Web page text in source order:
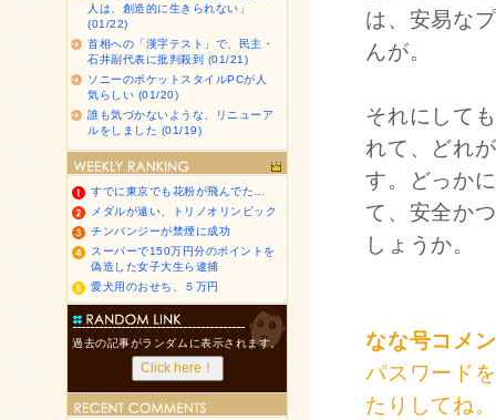
は、安易な
んが。
それにして
れて、どれ
す。どっか
て、安全か
しょうか。
なな号コ
パスワード
たりしてね。
人は、創造的に生きられない」
(01/22)
首相への「漢字テスト」で、民主・
石井副代表に批判殺到 (01/21)
ソニーのポケットスタイルPCが人
気らしい (01/20)
誰も気づかないような、リニューア
ルをしました (01/19)
すでに東京でも花粉が飛んでた…
メダルが遠い、トリノオリンピック
チンパンジーが禁煙に成功
スーパーで150万円分のポイントを
偽造した女子大生ら逮捕
愛犬用のおせち、５万円
過去の記事がランダムに表示されます。